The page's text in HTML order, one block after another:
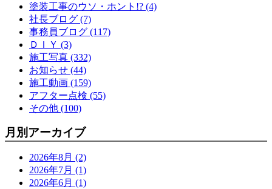
塗装工事のウソ・ホント!? (4)
社長ブログ (7)
事務員ブログ (117)
ＤＩＹ (3)
施工写真 (332)
お知らせ (44)
施工動画 (159)
アフター点検 (55)
その他 (100)
月別アーカイブ
2026年8月 (2)
2026年7月 (1)
2026年6月 (1)